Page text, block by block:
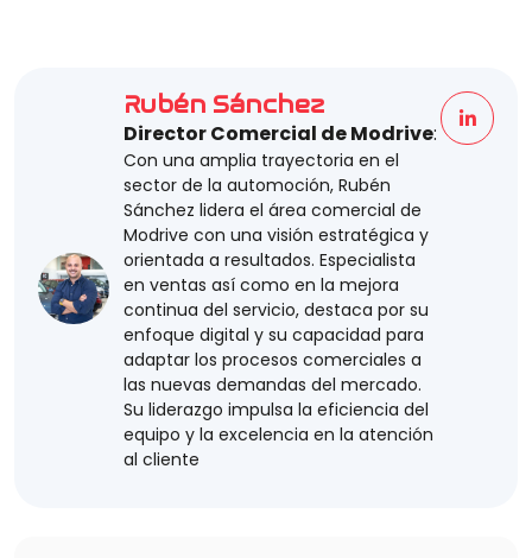
Rubén Sánchez
Director Comercial de Modrive:
Con una amplia trayectoria en el
sector de la automoción, Rubén
Sánchez lidera el área comercial de
Modrive con una visión estratégica y
orientada a resultados. Especialista
en ventas así como en la mejora
continua del servicio, destaca por su
enfoque digital y su capacidad para
adaptar los procesos comerciales a
las nuevas demandas del mercado.
Su liderazgo impulsa la eficiencia del
equipo y la excelencia en la atención
al cliente